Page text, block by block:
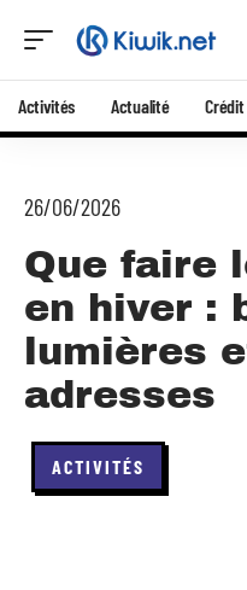
Activités Actualité Crédit
26/06/2026
Que faire
en hiver :
lumières
adresses
ACTIVITÉS